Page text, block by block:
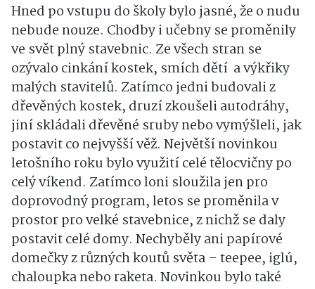
Hned po vstupu do školy bylo jasné, že o nudu
nebude nouze. Chodby i učebny se proměnily
ve svět plný stavebnic. Ze všech stran se
ozývalo cinkání kostek, smích dětí a výkřiky
malých stavitelů. Zatímco jedni budovali z
dřevěných kostek, druzí zkoušeli autodráhy,
jiní skládali dřevěné sruby nebo vymýšleli, jak
postavit co nejvyšší věž. Největší novinkou
letošního roku bylo využití celé tělocvičny po
celý víkend. Zatímco loni sloužila jen pro
doprovodný program, letos se proměnila v
prostor pro velké stavebnice, z nichž se daly
postavit celé domy. Nechyběly ani papírové
domečky z různých koutů světa – teepee, iglú,
chaloupka nebo raketa. Novinkou bylo také